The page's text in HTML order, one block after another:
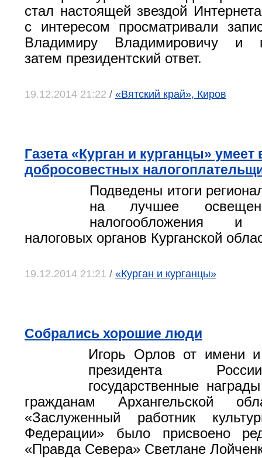
стал настоящей звездой
с интересом просматривали
Владимиру Владимировичу и
затем президентский ответ.
19.12.2014 21:22 / «Вятский край», Киров
Газета «Курган и курганцы»
добросовестных
Подведены итоги
на лучшее
налогообложения и
налоговых органов Курганской
19.12.2014 21:21 / «Курган и курганцы»
Собрались хорошие люди
Игорь Орлов от имени
президента
государственные
гражданам Архангельской
«Заслуженный работник
Федерации» было присвоено
«Правда Севера» Светлане